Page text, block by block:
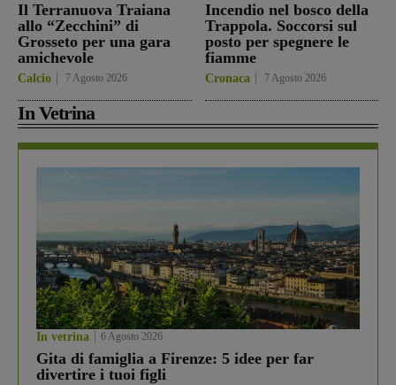
Il Terranuova Traiana
allo “Zecchini” di
Grosseto per una gara
amichevole
Calcio 7 Agosto 2026
Incendio nel bosco della
Trappola. Soccorsi sul
posto per spegnere le
fiamme
Cronaca 7 Agosto 2026
In Vetrina
In vetrina 6 Agosto 2026
Gita di famiglia a Firenze: 5 idee per far
divertire i tuoi figli